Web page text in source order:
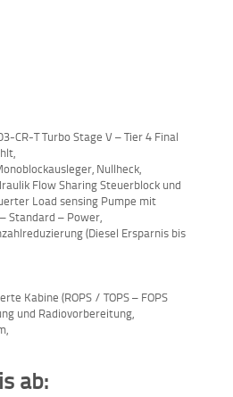
CR-T Turbo Stage V – Tier 4 Final
Nullheck,
Flow Sharing Steuerblock und
Load sensing Pumpe mit
Standard – Power,
(Diesel Ersparnis bis
Kabine (ROPS / TOPS – FOPS
und Radiovorbereitung,
ab: